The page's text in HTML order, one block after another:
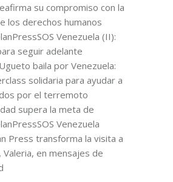
su compromiso con la
los derechos humanos
Venezuela (II):
seguir adelante
baila por Venezuela:
solidaria para ayudar a
por el terremoto
supera la meta de
Venezuela
Press transforma la visita a
Valeria, en mensajes de